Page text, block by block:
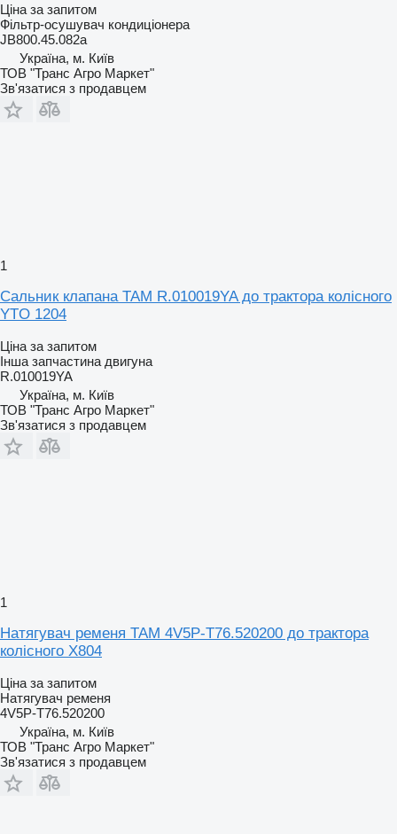
Ціна за запитом
Фільтр-осушувач кондиціонера
JB800.45.082a
Україна, м. Київ
ТОВ "Транс Агро Маркет"
Зв'язатися з продавцем
1
Сальник клапана TAM R.010019YA до трактора колісного
YTO 1204
Ціна за запитом
Інша запчастина двигуна
R.010019YA
Україна, м. Київ
ТОВ "Транс Агро Маркет"
Зв'язатися з продавцем
1
Натягувач ременя TAM 4V5P-T76.520200 до трактора
колісного X804
Ціна за запитом
Натягувач ременя
4V5P-T76.520200
Україна, м. Київ
ТОВ "Транс Агро Маркет"
Зв'язатися з продавцем